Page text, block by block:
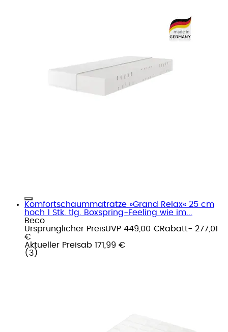
Komfortschaummatratze »Grand Relax« 25 cm
hoch 1 Stk. tlg. Boxspring-Feeling wie im...
Beco
Ursprünglicher PreisUVP 449,00 €Rabatt- 277,01
€
Aktueller Preisab 171,99 €
( 3 )